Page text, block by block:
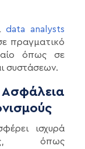
data analysts
πραγματικό
όπως σε
συστάσεων.
ισχυρά
όπως